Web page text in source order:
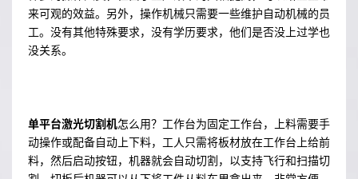
来可观的效益。另外，操作机械只需要一些维护自动机械的员
工。没有其他特殊要求，没有学历要求，他们是否没上过学也
没关系。
单平台激光切割机怎么用？工作台为固定工作台，上料需要手
动操作或配备自动上下料，工人只需将板材放在工作台上给前
料，然后启动按钮，机器就会自动切割，以支持飞行和扫描切